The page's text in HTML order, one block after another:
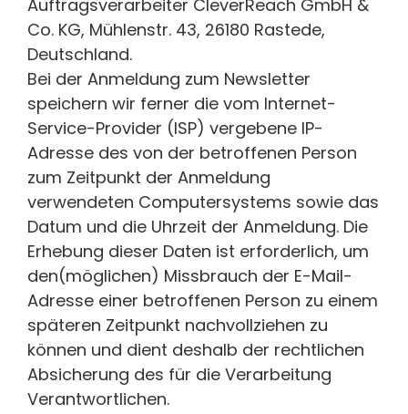
Auftragsverarbeiter CleverReach GmbH &
Co. KG, Mühlenstr. 43, 26180 Rastede,
Deutschland.
Bei der Anmeldung zum Newsletter
speichern wir ferner die vom Internet-
Service-Provider (ISP) vergebene IP-
Adresse des von der betroffenen Person
zum Zeitpunkt der Anmeldung
verwendeten Computersystems sowie das
Datum und die Uhrzeit der Anmeldung. Die
Erhebung dieser Daten ist erforderlich, um
den(möglichen) Missbrauch der E-Mail-
Adresse einer betroffenen Person zu einem
späteren Zeitpunkt nachvollziehen zu
können und dient deshalb der rechtlichen
Absicherung des für die Verarbeitung
Verantwortlichen.